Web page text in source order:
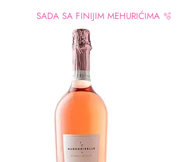
SADA SA FINIJIM MEHURIĆIMA 🫧